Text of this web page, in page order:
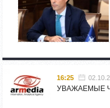
16:25
УВАЖАЕМЫЕ